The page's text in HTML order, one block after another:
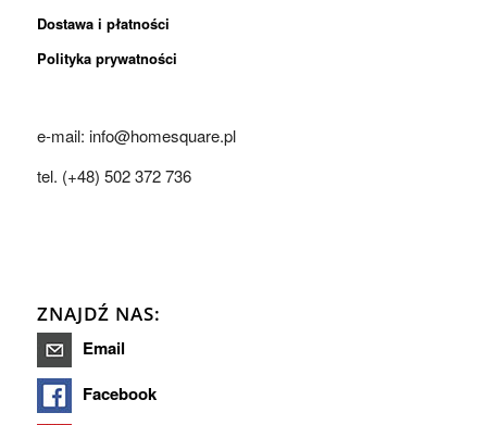
Dostawa i płatności
Polityka prywatności
e-mail: info@homesquare.pl
tel. (+48) 502 372 736
ZNAJDŹ NAS:
Email
Facebook